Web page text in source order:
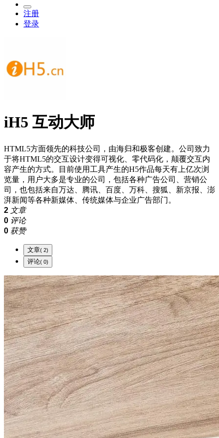
注册
登录
iH5 互动大师
HTML5方面领先的科技公司，由海归和极客创建。公司致力
于将HTML5的交互设计变得可视化、零代码化，颠覆交互内
容产生的方式。目前使用工具产生的H5作品每天有上亿次浏
览量，用户大多是专业的公司，包括各种广告公司、营销公
司，也包括来自万达、腾讯、百度、万科、搜狐、新京报、澎
湃新闻等各种新媒体、传统媒体与企业广告部门。
2 文章
0 评论
0 获赞
文章 ( 2)
评论 ( 0)